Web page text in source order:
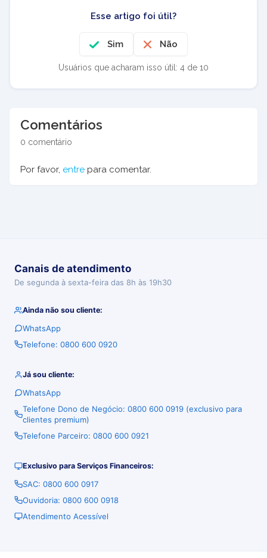
Esse artigo foi útil?
Sim Não
Usuários que acharam isso útil: 4 de 10
Comentários
0 comentário
Por favor, entre para comentar.
Canais de atendimento
De segunda à sexta-feira das 8h às 19h30
Ainda não sou cliente:
WhatsApp
Telefone: 0800 600 0920
Já sou cliente:
WhatsApp
Telefone Dono de Negócio: 0800 600 0919 (exclusivo para
clientes premium)
Telefone Parceiro: 0800 600 0921
Exclusivo para Serviços Financeiros:
SAC: 0800 600 0917
Ouvidoria: 0800 600 0918
Atendimento Acessível